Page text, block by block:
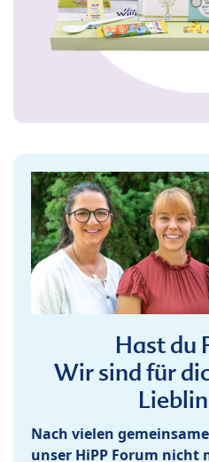
Hast du
Wir sind für
Nach vielen
unser HiPP Forum nicht